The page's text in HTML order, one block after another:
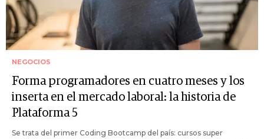
NEGOCIOS
Forma programadores en cuatro meses y los
inserta en el mercado laboral: la historia de
Plataforma 5
Se trata del primer Coding Bootcamp del país: cursos super